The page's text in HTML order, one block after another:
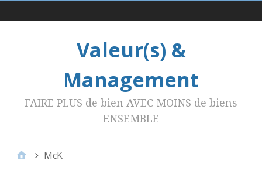
Menu 1
Valeur(s) &
Management
FAIRE PLUS de bien AVEC MOINS de biens
ENSEMBLE
McK